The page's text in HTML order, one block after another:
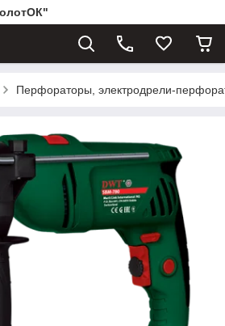
Перфораторы, электродрели-